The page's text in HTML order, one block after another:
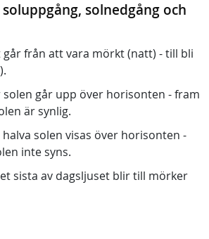
solnedgång och
från att vara mörkt (natt) - till bli
solen går upp över horisonten - fram
är synlig.
solen visas över horisonten -
inte syns.
sista av dagsljuset blir till mörker